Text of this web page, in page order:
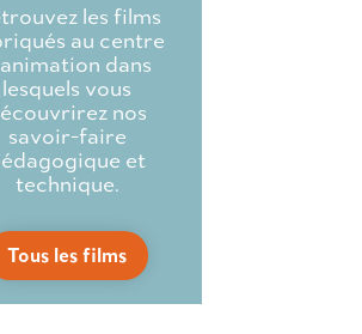
les films
au centre
dans
lesquels vous
nos
savoir-faire
et
technique.
Tous les films